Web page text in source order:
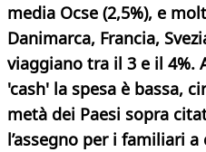
media Ocse (2,5%), e
Danimarca, Francia,
viaggiano tra il 3 e il 4%.
'cash' la spesa è bassa,
metà dei Paesi sopra
l’assegno per i familiari